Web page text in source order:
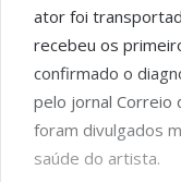
ator foi
recebeu os
confirmado o
pelo jornal Correio
foram divulgados
saúde do artista.